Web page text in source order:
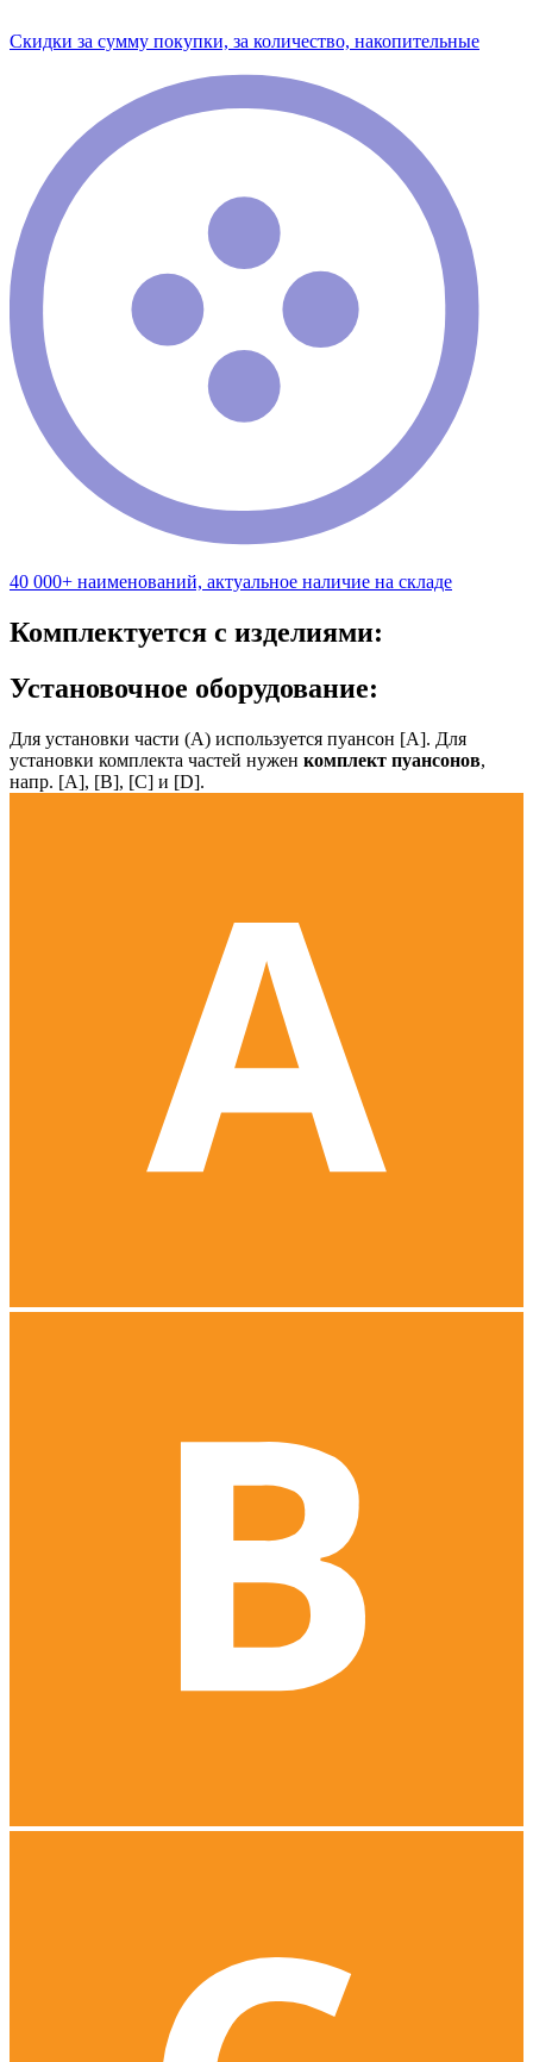
Скидки за сумму покупки, за количество, накопительные
40 000+ наименований, актуальное наличие на складе
Комплектуется с изделиями:
Установочное оборудование:
Для установки части (А) используется пуансон [А]. Для
установки комплекта частей нужен комплект пуансонов,
напр. [А], [B], [С] и [D].